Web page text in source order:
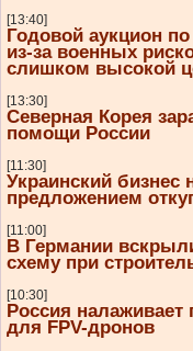
[13:40]
Годовой аукцион
из-за военных
слишком высокой
[13:30]
Северная Корея
помощи России
[11:30]
Украинский бизнес
предложением
[11:00]
В Германии
схему при
[10:30]
Россия налаживает
для FPV-дронов